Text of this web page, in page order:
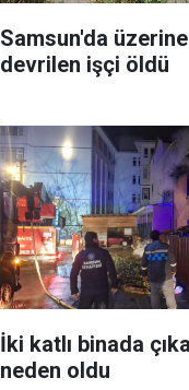
Samsun'da
devrilen işçi öldü
İki katlı binada
neden oldu